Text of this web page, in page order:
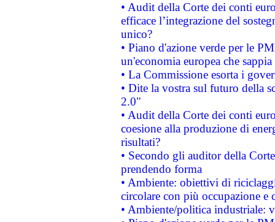
• Audit della Corte dei conti
efficace l’integrazione del
unico?
• Piano d'azione verde per le
un'economia europea che
• La Commissione esorta i
• Dite la vostra sul futuro della
2.0"
• Audit della Corte dei conti
coesione alla produzione di
risultati?
• Secondo gli auditor della
prendendo forma
• Ambiente: obiettivi di
circolare con più occupazione e
• Ambiente/politica industriale: